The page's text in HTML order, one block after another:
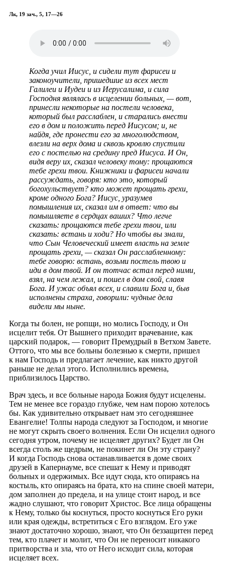
Лк, 19 зач., 5, 17—26
Когда учил Иисус, и сидели тут фарисеи и
законоучители, пришедшие из всех мест
Галилеи и Иудеи и из Иерусалима, и сила
Господня являлась в исцелении больных, — вот,
принесли некоторые на постели человека,
который был расслаблен, и старались внести
его в дом и положить перед Иисусом; и, не
найдя, где пронести его за многолюдством,
влезли на верх дома и сквозь кровлю спустили
его с постелью на средину пред Иисуса. И Он,
видя веру их, сказал человеку тому: прощаются
тебе грехи твои. Книжники и фарисеи начали
рассуждать, говоря: кто это, который
богохульствует? кто может прощать грехи,
кроме одного Бога? Иисус, уразумев
помышления их, сказал им в ответ: что вы
помышляете в сердцах ваших? Что легче
сказать: прощаются тебе грехи твои, или
сказать: встань и ходи? Но чтобы вы знали,
что Сын Человеческий имеет власть на земле
прощать грехи, — сказал Он расслабленному:
тебе говорю: встань, возьми постель твою и
иди в дом твой. И он тотчас встал перед ними,
взял, на чем лежал, и пошел в дом свой, славя
Бога. И ужас объял всех, и славили Бога и, быв
исполнены страха, говорили: чудные дела
видели мы ныне.
Когда ты болен, не ропщи, но молись Господу, и Он
исцелит тебя. От Вышнего приходит врачевание, как
царский подарок, — говорит Премудрый в Ветхом Завете.
Оттого, что мы все больны болезнью к смерти, пришел
к нам Господь и предлагает лечение, как никто другой
раньше не делал этого. Исполнились времена,
приблизилось Царство.
Врач здесь, и все больные народа Божия будут исцелены.
Тем не менее все гораздо глубже, чем нам порою хотелось
бы. Как удивительно открывает нам это сегодняшнее
Евангелие! Толпы народа следуют за Господом, и многие
не могут скрыть своего волнения. Если Он исцелил одного
сегодня утром, почему не исцеляет других? Будет ли Он
всегда столь же щедрым, не покинет ли Он эту страну?
И когда Господь снова останавливается в доме своих
друзей в Капернауме, все спешат к Нему и приводят
больных и одержимых. Все идут сюда, кто опираясь на
костыль, кто опираясь на брата, кто на спине своей матери,
дом заполнен до предела, и на улице стоит народ, и все
жадно слушают, что говорит Христос. Все лица обращены
к Нему, только бы коснуться, просто коснуться Его руки
или края одежды, встретиться с Его взглядом. Его уже
знают достаточно хорошо, знают, что Он беззащитен перед
тем, кто плачет и молит, что Он не переносит никакого
притворства и зла, что от Него исходит сила, которая
исцеляет всех.